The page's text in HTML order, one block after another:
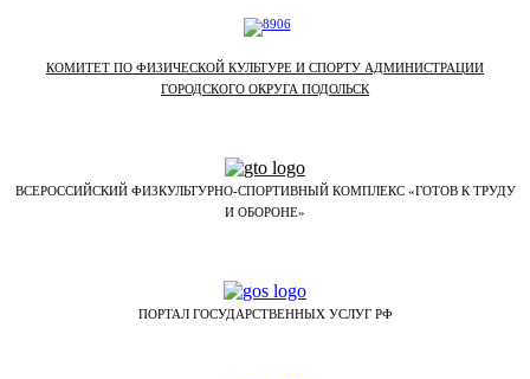
КОМИТЕТ ПО ФИЗИЧЕСКОЙ КУЛЬТУРЕ И СПОРТУ АДМИНИСТРАЦИИ
ГОРОДСКОГО ОКРУГА ПОДОЛЬСК
ВСЕРОССИЙСКИЙ ФИЗКУЛЬТУРНО-СПОРТИВНЫЙ КОМПЛЕКС «ГОТОВ К ТРУДУ
И ОБОРОНЕ»
ПОРТАЛ ГОСУДАРСТВЕННЫХ УСЛУГ РФ